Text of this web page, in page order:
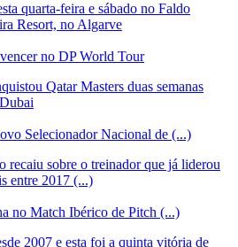
quarta-feira e sábado no Faldo
Resort, no Algarve
no DP World Tour
Qatar Masters duas semanas
Selecionador Nacional de (...)
recaiu sobre o treinador que já liderou
entre 2017 (...)
no Match Ibérico de Pitch (...)
2007 e esta foi a quinta vitória de